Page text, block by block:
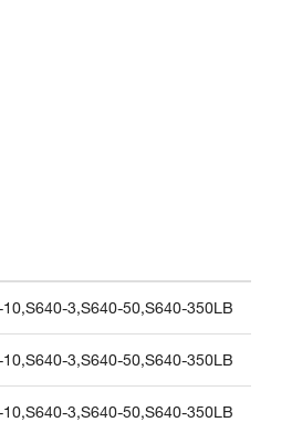
10,S640-3,S640-50,S640-350LB
10,S640-3,S640-50,S640-350LB
10,S640-3,S640-50,S640-350LB